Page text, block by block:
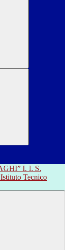
I. I. S.
Istituto Tecnico